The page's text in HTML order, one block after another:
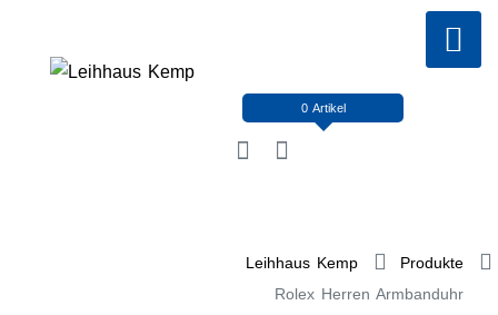
content
0 Artikel
Leihhaus Kemp
Produkte
Rolex Herren Armbanduhr